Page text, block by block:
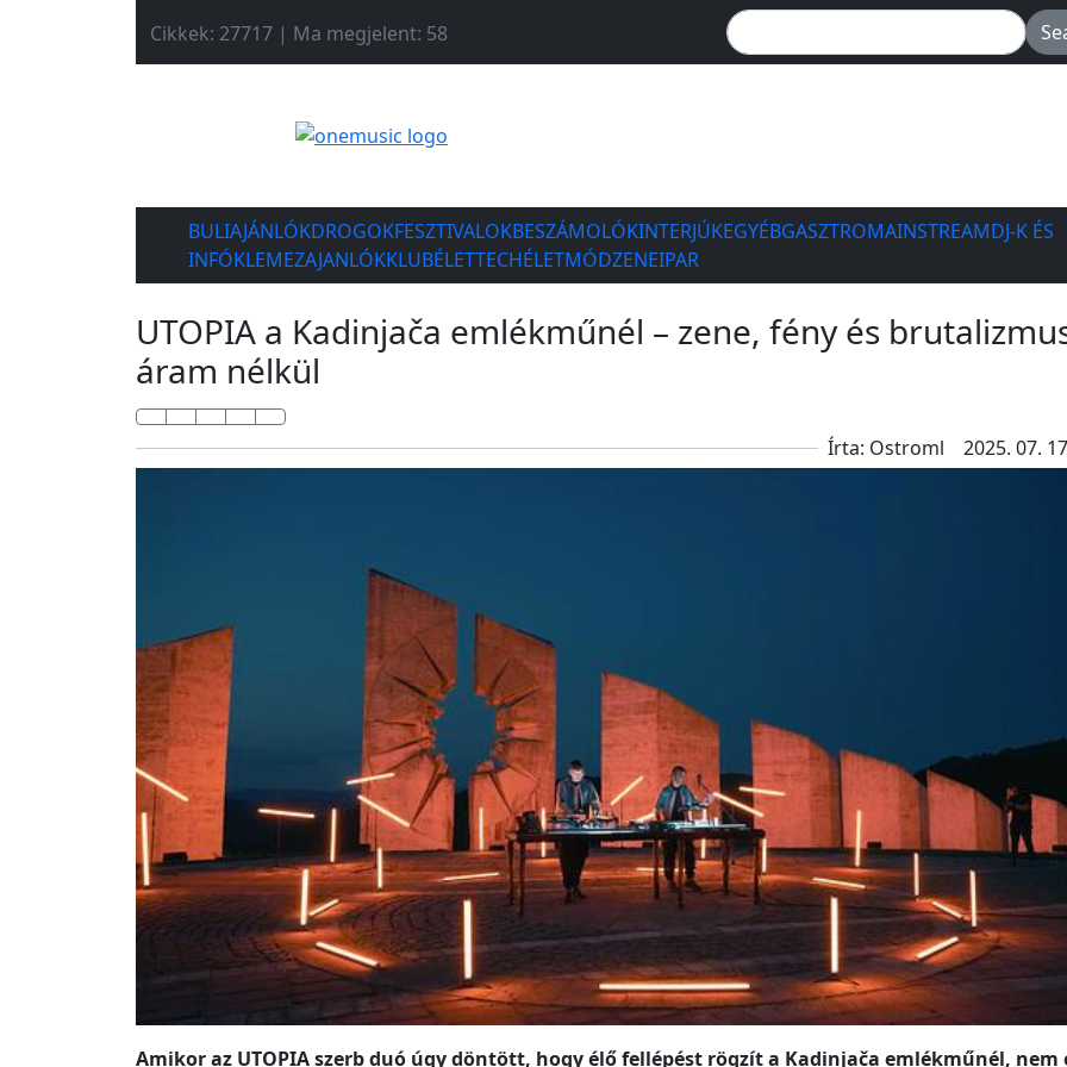
Cikkek: 27717 | Ma megjelent: 58
BULIAJÁNLÓKDROGOKFESZTIVALOKBESZÁMOLÓKINTERJÚKEGYÉBGASZTROMAINSTREAMDJ-K ÉS
INFÓKLEMEZAJANLÓKKLUBÉLETTECHÉLETMÓDZENEIPAR
UTOPIA a Kadinjača emlékműnél – zene, fény és
áram nélkül
Írta: Ostroml 2025. 07.
Amikor az UTOPIA szerb duó úgy döntött, hogy élő fellépést rögzít a Kadinjača emlékműnél, nem